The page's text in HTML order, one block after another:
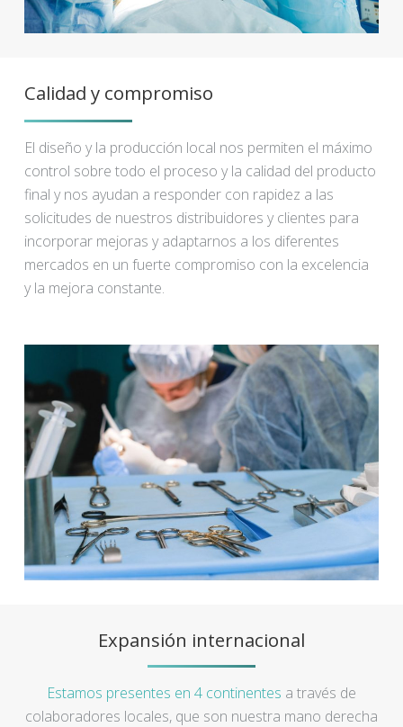
Calidad y compromiso
El diseño y la producción local nos permiten el máximo
control sobre todo el proceso y la calidad del producto
final y nos ayudan a responder con rapidez a las
solicitudes de nuestros distribuidores y clientes para
incorporar mejoras y adaptarnos a los diferentes
mercados en un fuerte compromiso con la excelencia
y la mejora constante.
Expansión internacional
Estamos presentes en 4 continentes a través de
colaboradores locales, que son nuestra mano derecha